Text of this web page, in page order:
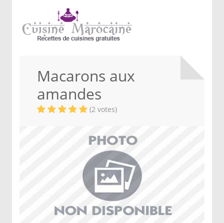
Macarons aux
amandes
(2 votes)